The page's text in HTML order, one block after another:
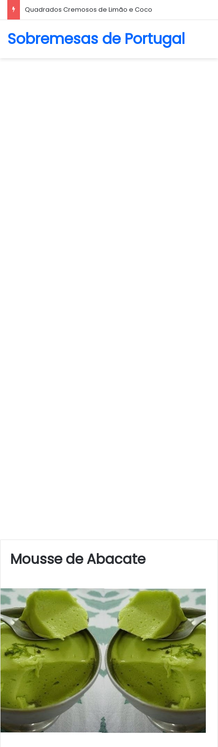
Biscoito Amanteigado
Sobremesas de Portugal
Mousse de Abacate